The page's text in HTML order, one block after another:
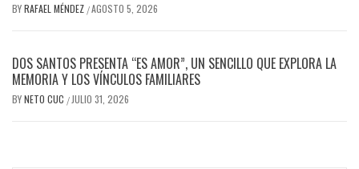
BYRAFAEL MÉNDEZ /AGOSTO 5, 2026
DOS SANTOS PRESENTA “ES AMOR”, UN SENCILLO QUE EXPLORA LA
MEMORIA Y LOS VÍNCULOS FAMILIARES
BYNETO CUC / JULIO 31, 2026